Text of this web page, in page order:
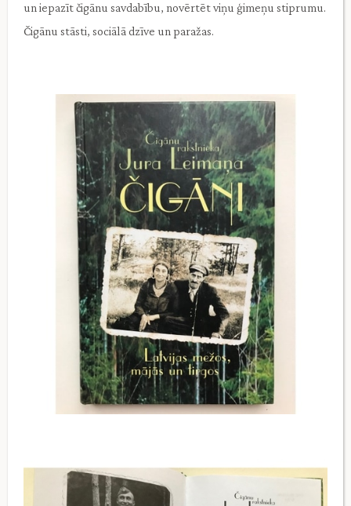
un iepazīt čigānu savdabību, novērtēt viņu ģimeņu stiprumu.
Čigānu stāsti, sociālā dzīve un paražas.